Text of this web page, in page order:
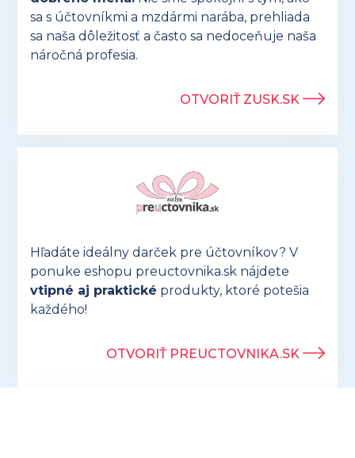
sa s účtovníkmi a mzdármi narába, prehliada
sa naša dôležitosť a často sa nedoceňuje naša
náročná profesia.
OTVORIŤ ZUSK.SK
Hľadáte ideálny darček pre účtovníkov? V
ponuke eshopu preuctovnika.sk nájdete
vtipné aj praktické produkty, ktoré potešia
každého!
OTVORIŤ PREUCTOVNIKA.SK